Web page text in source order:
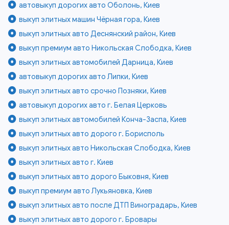
автовыкуп дорогих авто Оболонь, Киев
выкуп элитных машин Чёрная гора, Киев
выкуп элитных авто Деснянский район, Киев
выкуп премиум авто Никольская Слободка, Киев
выкуп элитных автомобилей Дарница, Киев
автовыкуп дорогих авто Липки, Киев
выкуп элитных авто срочно Позняки, Киев
автовыкуп дорогих авто г. Белая Церковь
выкуп элитных автомобилей Конча-Заспа, Киев
выкуп элитных авто дорого г. Борисполь
выкуп элитных авто Никольская Слободка, Киев
выкуп элитных авто г. Киев
выкуп элитных авто дорого Быковня, Киев
выкуп премиум авто Лукьяновка, Киев
выкуп элитных авто после ДТП Виноградарь, Киев
выкуп элитных авто дорого г. Бровары